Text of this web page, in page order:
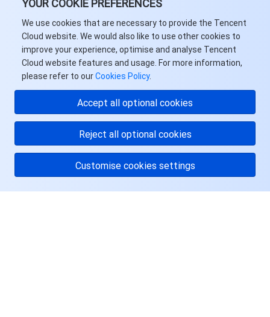
YOUR COOKIE PREFERENCES
We use cookies that are necessary to provide the Tencent
Cloud website. We would also like to use other cookies to
improve your experience, optimise and analyse Tencent
Cloud website features and usage. For more information,
please refer to ourCookies Policy.
Accept all optional cookies
Reject all optional cookies
Customise cookies settings